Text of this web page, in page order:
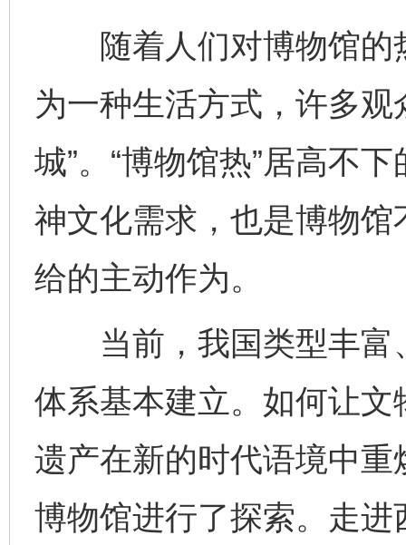
随着人们对博物馆的
为一种生活方式，许多
城”。“博物馆热”居高不
神文化需求，也是博物
给的主动作为。
当前，我国类型丰富
体系基本建立。如何让
遗产在新的时代语境中
博物馆进行了探索。走进